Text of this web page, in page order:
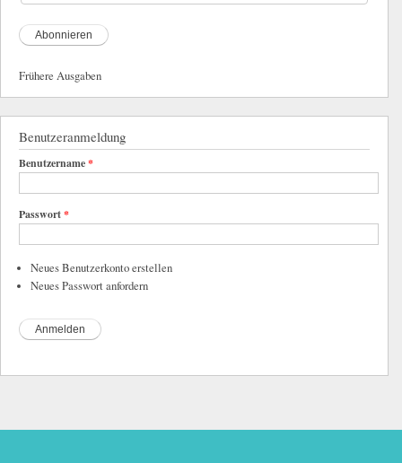
Frühere Ausgaben
Benutzeranmeldung
Benutzername*
Passwort*
Neues Benutzerkonto erstellen
Neues Passwort anfordern